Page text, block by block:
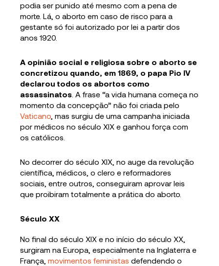
podia ser punido até mesmo com a pena de
morte. Lá, o aborto em caso de risco para a
gestante só foi autorizado por lei a partir dos
anos 1920.
A opinião social e religiosa sobre o aborto se
concretizou quando, em 1869, o papa Pio IV
declarou todos os abortos como
assassinatos . A frase “a vida humana começa no
momento da concepção” não foi criada pelo
Vaticano , mas surgiu de uma campanha iniciada
por médicos no século XIX e ganhou força com
os católicos.
No decorrer do século XIX, no auge da revolução
científica, médicos, o clero e reformadores
sociais, entre outros, conseguiram aprovar leis
que proibiram totalmente a prática do aborto.
Século XX
No final do século XIX e no início do século XX,
surgiram na Europa, especialmente na Inglaterra e
França,movimentos feministas defendendo o